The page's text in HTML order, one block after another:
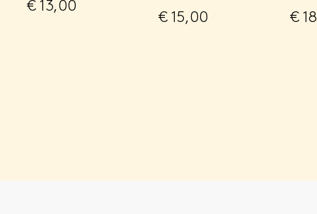
€13,00
€15,00 €